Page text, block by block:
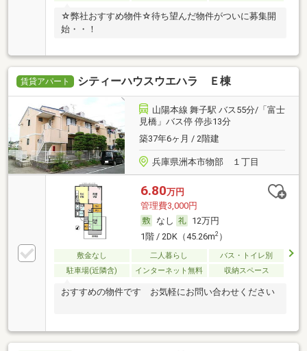
☆弊社おすすめ物件☆待ち望んだ物件がついに募集開
始・・！
賃貸アパート シティーハウスウエハラ Ｅ棟
山陽本線 舞子駅 バス55分/「富士
見橋」バス停 停歩13分
築37年6ヶ月 / 2階建
兵庫県洲本市物部 １丁目
6.80万円
管理費3,000円
なし
12万円
1階 / 2DK（45.26m2）
敷金なし 二人暮らし
バス・トイレ別
駐車場(近隣含)
インターネット無料 収納スペース
おすすめの物件です お気軽にお問い合わせください